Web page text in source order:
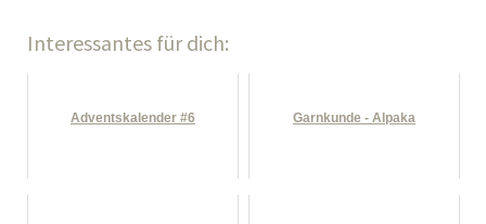
Interessantes für dich:
Adventskalender #6 Garnkunde - Alpaka